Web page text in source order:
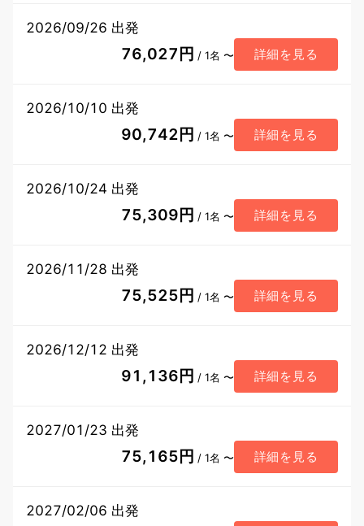
2026/09/26 出発
76,027円 / 1名 〜 詳細を見る
2026/10/10 出発
90,742円 / 1名 〜 詳細を見る
2026/10/24 出発
75,309円 / 1名 〜 詳細を見る
2026/11/28 出発
75,525円 / 1名 〜 詳細を見る
2026/12/12 出発
91,136円 / 1名 〜 詳細を見る
2027/01/23 出発
75,165円 / 1名 〜 詳細を見る
2027/02/06 出発